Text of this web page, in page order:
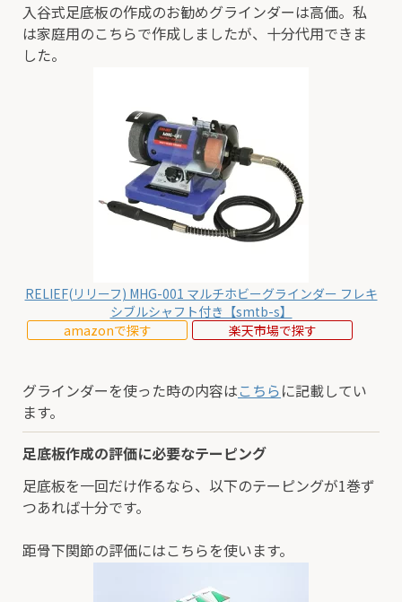
入谷式足底板の作成のお勧めグラインダーは高価。私
は家庭用のこちらで作成しましたが、十分代用できま
した。
RELIEF(リリーフ) MHG-001 マルチホビーグラインダー フレキ
シブルシャフト付き【smtb-s】
amazonで探す
楽天市場で探す
グラインダーを使った時の内容はこちらに記載してい
ます。
足底板作成の評価に必要なテーピング
足底板を一回だけ作るなら、以下のテーピングが1巻ず
つあれば十分です。
距骨下関節の評価にはこちらを使います。